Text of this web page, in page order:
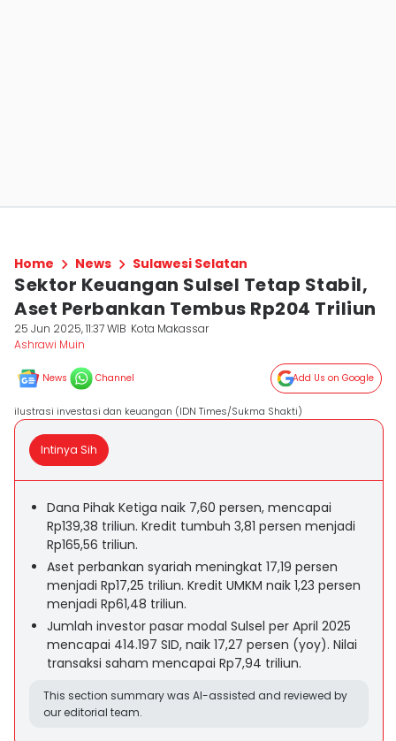
Home News Sulawesi Selatan
Sektor Keuangan Sulsel Tetap Stabil,
Aset Perbankan Tembus Rp204 Triliun
25 Jun 2025, 11:37 WIB Kota Makassar
Ashrawi Muin
News Channel Add Us on Google
ilustrasi investasi dan keuangan (IDN Times/Sukma Shakti)
Intinya Sih
Dana Pihak Ketiga naik 7,60 persen, mencapai
Rp139,38 triliun. Kredit tumbuh 3,81 persen menjadi
Rp165,56 triliun.
Aset perbankan syariah meningkat 17,19 persen
menjadi Rp17,25 triliun. Kredit UMKM naik 1,23 persen
menjadi Rp61,48 triliun.
Jumlah investor pasar modal Sulsel per April 2025
mencapai 414.197 SID, naik 17,27 persen (yoy). Nilai
transaksi saham mencapai Rp7,94 triliun.
This section summary was AI-assisted and reviewed by
our editorial team.